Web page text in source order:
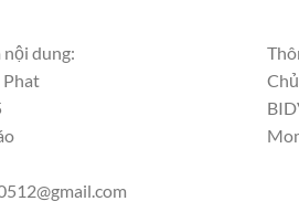
dung:
Phat